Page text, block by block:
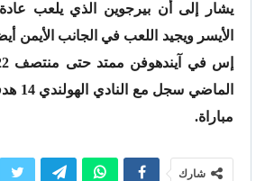
يشار إلى أن بيرجوين الذي يلعب
الأيسر ويجيد اللعب في الجانب الأيمن
مباراة.
شارك